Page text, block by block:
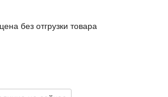
без отгрузки товара